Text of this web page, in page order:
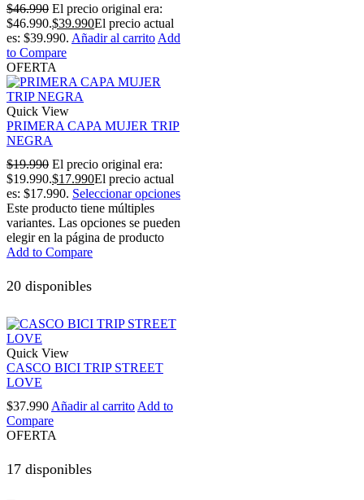
$46.990 El precio original era:
$46.990.$39.990El precio actual
es: $39.990. Añadir al carrito Add
to Compare
OFERTA
Quick View
PRIMERA CAPA MUJER TRIP
NEGRA
$19.990 El precio original era:
$19.990.$17.990El precio actual
es: $17.990. Seleccionar opciones
Este producto tiene múltiples
variantes. Las opciones se pueden
elegir en la página de producto
Add to Compare
20 disponibles
Quick View
CASCO BICI TRIP STREET
LOVE
$37.990 Añadir al carrito Add to
Compare
OFERTA
17 disponibles